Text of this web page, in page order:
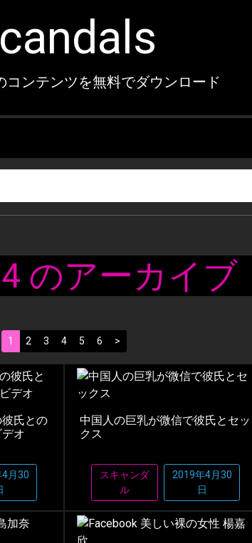
コンテンツを無料でダウンロード
のアーカイブ
1 2 3 4 5 6 >
氏との
オ
月30
中国人の巨乳が微信で彼氏とセッ
クス
スキャンダ
ル
2019年4月30
日